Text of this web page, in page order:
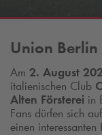
Union
Am 2. August
italienischen Club
Alten Försterei in
Fans dürfen sich
einen